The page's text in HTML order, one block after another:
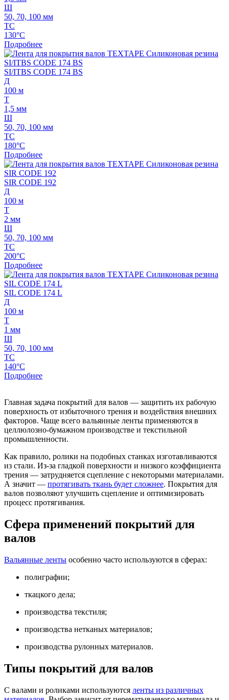
Ш
50, 70, 100 мм
ТС
130°C
Подробнее
SI/ITBS CODE 174 BS
Д
100 м
Т
1,5 мм
Ш
50, 70, 100 мм
ТС
180°C
Подробнее
SIR CODE 192
Д
100 м
Т
2 мм
Ш
50, 70, 100 мм
ТС
200°C
Подробнее
SIL CODE 174 L
Д
100 м
Т
1 мм
Ш
50, 70, 100 мм
ТС
140°C
Подробнее
Главная задача покрытий для валов — защитить их рабочую
поверхность от избыточного трения и воздействия внешних
факторов. Чаще всего вальянные ленты применяются в
целлюлозно-бумажном производстве и текстильной
промышленности.
Как правило, ролики на подобных станках изготавливаются
из стали. Из-за гладкой поверхности и низкого коэффициента
трения — затрудняется сцепление с некоторыми материалами.
А значит — протягивать ткань будет сложнее. Покрытия для
валов позволяют улучшить сцепление и оптимизировать
процесс протягивания.
Сфера применений покрытий для
валов
Вальянные ленты особенно часто используются в сферах:
полиграфии;
ткацкого дела;
производства текстиля;
производства нетканых материалов;
производства рулонных материалов.
Типы покрытий для валов
С валами и роликами используются ленты из различных